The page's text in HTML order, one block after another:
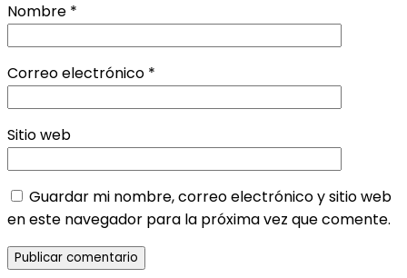
Nombre *
Correo electrónico *
Sitio web
Guardar mi nombre, correo electrónico y sitio web
en este navegador para la próxima vez que comente.